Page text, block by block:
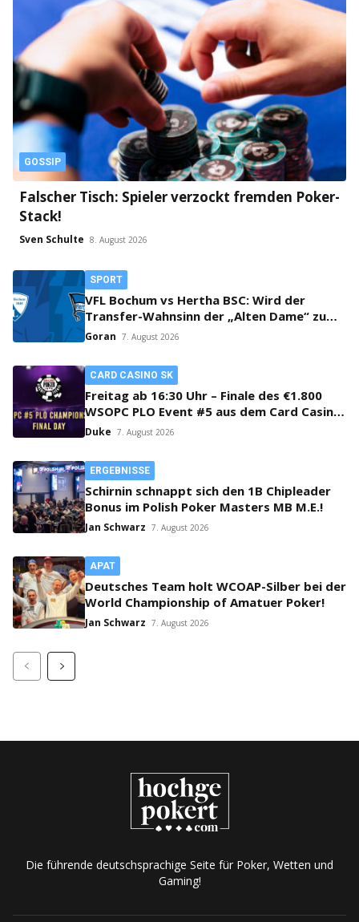
GOSSIP
Falscher Tisch: Spieler verzockt fremden Poker-
Stack!
Sven Schulte 8. August 2026
SPORT
VFL Bochum vs Hertha BSC: Wird der
Transfer-Wahnsinn der „Alten Dame“ zum
Verhängnis?
Goran 7. August 2026
CARD CASINO SK
Freitag ab 16:30 Uhr – Finale des €1.800
WSOPC PLO Event #5 aus dem Card Casino
SK!
Duke 7. August 2026
ERGEBNISSE
Schirnin schnappt sich den 1B Chipleader
Bonus im Polish Poker Masters MB M.E.!
Jan Schwarz 7. August 2026
APAT
Deutsches Team holt WCOAP-Silber bei der
World Championship of Amatuer Poker!
Jan Schwarz 7. August 2026
Die führende deutschsprachige Seite für Poker, Wetten und
Gaming!